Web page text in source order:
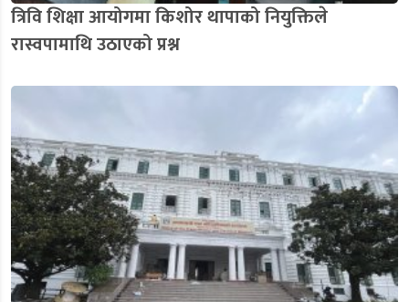
त्रिवि शिक्षा आयोगमा किशोर थापाको नियुक्तिले
रास्वपामाथि उठाएको प्रश्न